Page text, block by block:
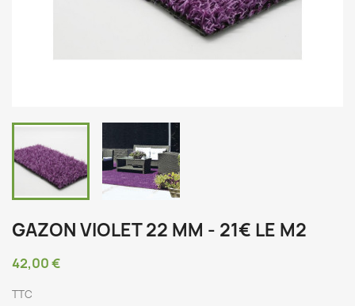
GAZON VIOLET 22 MM - 21€ LE M2
42,00 €
TTC